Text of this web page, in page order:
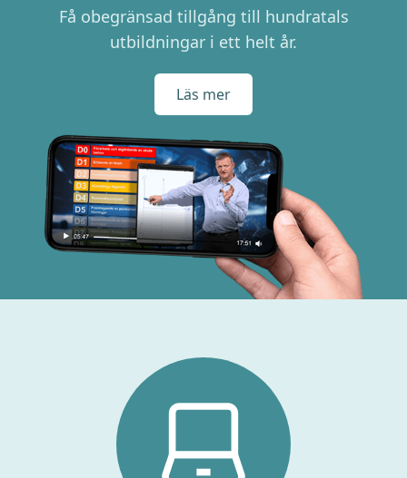
Få obegränsad tillgång till hundratals
utbildningar i ett helt år.
Läs mer